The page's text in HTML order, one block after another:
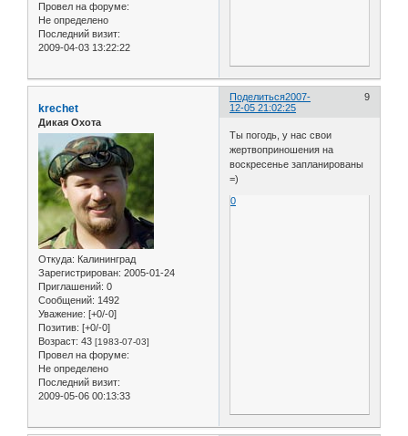
Провел на форуме:
Не определено
Последний визит:
2009-04-03 13:22:22
Поделиться 9
2007-
12-05 21:02:25
krechet
Дикая Охота
Откуда: Калининград
Зарегистрирован: 2005-01-24
Приглашений: 0
Сообщений: 1492
Уважение: [+0/-0]
Позитив: [+0/-0]
Возраст: 43 [1983-07-03]
Провел на форуме:
Не определено
Последний визит:
2009-05-06 00:13:33
Ты погодь, у нас свои
жертвоприношения на
воскресенье запланированы
=)
0